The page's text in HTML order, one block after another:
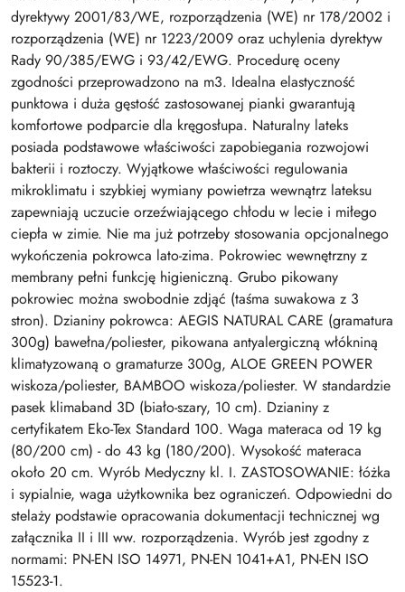
dyrektywy 2001/83/WE, rozporządzenia (WE) nr 178/2002 i
rozporządzenia (WE) nr 1223/2009 oraz uchylenia dyrektyw
Rady 90/385/EWG i 93/42/EWG. Procedurę oceny
zgodności przeprowadzono na m3. Idealna elastyczność
punktowa i duża gęstość zastosowanej pianki gwarantują
komfortowe podparcie dla kręgosłupa. Naturalny lateks
posiada podstawowe właściwości zapobiegania rozwojowi
bakterii i roztoczy. Wyjątkowe właściwości regulowania
mikroklimatu i szybkiej wymiany powietrza wewnątrz lateksu
zapewniają uczucie orzeźwiającego chłodu w lecie i miłego
ciepła w zimie. Nie ma już potrzeby stosowania opcjonalnego
wykończenia pokrowca lato-zima. Pokrowiec wewnętrzny z
membrany pełni funkcję higieniczną. Grubo pikowany
pokrowiec można swobodnie zdjąć (taśma suwakowa z 3
stron). Dzianiny pokrowca: AEGIS NATURAL CARE (gramatura
300g) bawełna/poliester, pikowana antyalergiczną włókniną
klimatyzowaną o gramaturze 300g, ALOE GREEN POWER
wiskoza/poliester, BAMBOO wiskoza/poliester. W standardzie
pasek klimaband 3D (biało-szary, 10 cm). Dzianiny z
certyfikatem Eko-Tex Standard 100. Waga materaca od 19 kg
(80/200 cm) - do 43 kg (180/200). Wysokość materaca
około 20 cm. Wyrób Medyczny kl. I. ZASTOSOWANIE: łóżka
i sypialnie, waga użytkownika bez ograniczeń. Odpowiedni do
stelaży podstawie opracowania dokumentacji technicznej wg
załącznika II i III ww. rozporządzenia. Wyrób jest zgodny z
normami: PN-EN ISO 14971, PN-EN 1041+A1, PN-EN ISO
15523-1.